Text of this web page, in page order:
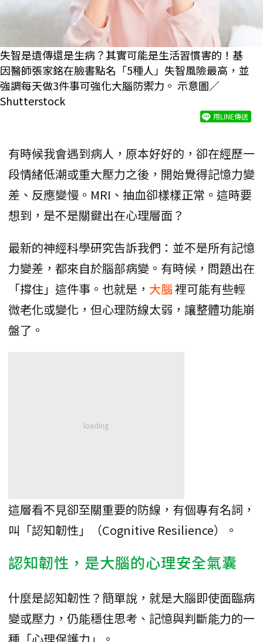
失智是遺傳還是生病？其實可能是生活習慣害的！基
因醫師張家銘在臉書點名「5種人」失智風險最高，並
強調每天做3件事可強化大腦防禦力。 示意圖／
Shutterstock
用LINE傳送
有時候我會遇到病人，原本好好的，卻在經歷一
段情緒低潮或重大壓力之後，開始覺得記憶力變
差、反應變慢。MRI、抽血卻樣樣正常。這時要
想到，是不是關鍵出在心理層面？
最新的神經科學研究告訴我們：並不是所有記憶
力變差，都來自於腦部病變。有時候，問題出在
「撐住」這件事。也就是， 大腦裡可能有些輕
微老化或變化，但心理防線太弱，讓整體功能崩
盤了。
這層看不見卻至關重要的防線，有個專有名詞，
叫「認知韌性」（Cognitive Resilience）。
認知韌性，是大腦的心理安全氣囊
什麼是認知韌性？簡單說，就是大腦即使面臨病
變或壓力，仍能穩住思考、記憶與判斷能力的一